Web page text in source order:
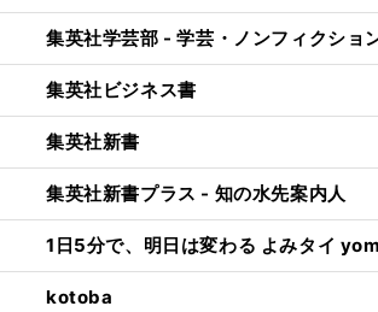
集英社学芸部 - 学芸・ノンフィクショ
集英社ビジネス書
集英社新書
集英社新書プラス - 知の水先案内人
1日5分で、明日は変わる よみタイ
kotoba